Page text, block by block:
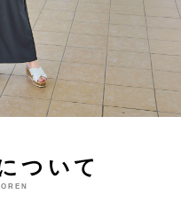
ついて